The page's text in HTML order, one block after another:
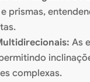
prismas,
As
complexas.